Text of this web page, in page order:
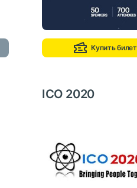
Купить билет
ICO 2020